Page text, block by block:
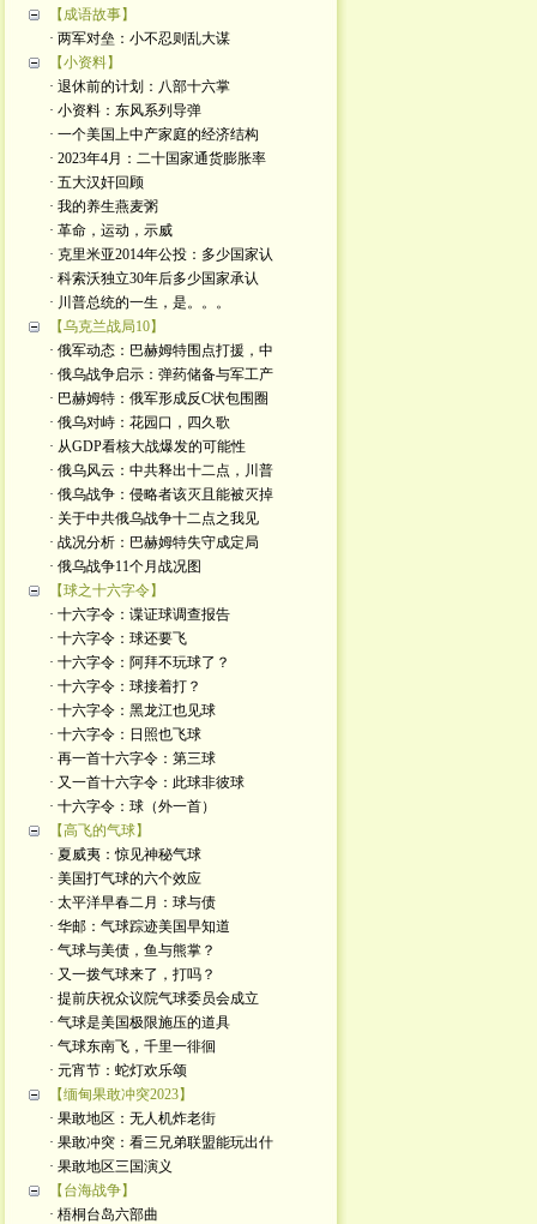
【成语故事】
· 两军对垒：小不忍则乱大谋
【小资料】
· 退休前的计划：八部十六掌
· 小资料：东风系列导弹
· 一个美国上中产家庭的经济结构
· 2023年4月：二十国家通货膨胀率
· 五大汉奸回顾
· 我的养生燕麦粥
· 革命，运动，示威
· 克里米亚2014年公投：多少国家认
· 科索沃独立30年后多少国家承认
· 川普总统的一生，是。。。
【乌克兰战局10】
· 俄军动态：巴赫姆特围点打援，中
· 俄乌战争启示：弹药储备与军工产
· 巴赫姆特：俄军形成反C状包围圈
· 俄乌对峙：花园口，四久歌
· 从GDP看核大战爆发的可能性
· 俄乌风云：中共释出十二点，川普
· 俄乌战争：侵略者该灭且能被灭掉
· 关于中共俄乌战争十二点之我见
· 战况分析：巴赫姆特失守成定局
· 俄乌战争11个月战况图
【球之十六字令】
· 十六字令：谍证球调查报告
· 十六字令：球还要飞
· 十六字令：阿拜不玩球了？
· 十六字令：球接着打？
· 十六字令：黑龙江也见球
· 十六字令：日照也飞球
· 再一首十六字令：第三球
· 又一首十六字令：此球非彼球
· 十六字令：球（外一首）
【高飞的气球】
· 夏威夷：惊见神秘气球
· 美国打气球的六个效应
· 太平洋早春二月：球与债
· 华邮：气球踪迹美国早知道
· 气球与美债，鱼与熊掌？
· 又一拨气球来了，打吗？
· 提前庆祝众议院气球委员会成立
· 气球是美国极限施压的道具
· 气球东南飞，千里一徘徊
· 元宵节：蛇灯欢乐颂
【缅甸果敢冲突2023】
· 果敢地区：无人机炸老街
· 果敢冲突：看三兄弟联盟能玩出什
· 果敢地区三国演义
【台海战争】
· 梧桐台岛六部曲